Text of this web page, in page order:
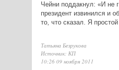
Чейни поддакнул: «И не
президент извинился и
то, что сказал. Я
Татьяна Безрукова
Источник: КП
10:26 09 ноября 2011